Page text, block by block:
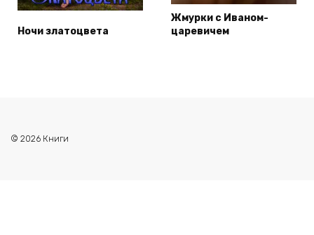
Ночи златоцвета
Жмурки с Иваном-
царевичем
© 2026 Книги